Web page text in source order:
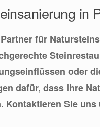
in
für
oder
dafür, dass Ihre
Kontaktieren Sie uns